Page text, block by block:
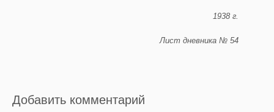
1938 г.
Лист дневника № 54
Добавить комментарий